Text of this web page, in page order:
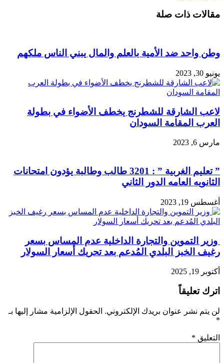
البريد
مقالات ذات صلة
وطن واحد ضد الأمية بالعلم والمال يبني الناس ملكهم
يونيو 30, 2023
لاعب الشارقة للشطرنج يخطف الأضواء في بطولة
العرب المقامة السودان
مارس 6, 2023
” تعليم الغربية ” : 3201 طالب وطالبة يؤدون امتحانات
الثانويه العامه الدور الثاني
أغسطس 19, 2023
وزير التموين والتجارة الداخلية عدم المساس بسعر
رغيف الخبز البلدي المُدعم بعد تحريك أسعار السولار
أكتوبر 19, 2025
اترك تعليقاً
لن يتم نشر عنوان بريدك الإلكتروني. الحقول الإلزامية مشار إليها بـ
*
التعليق *